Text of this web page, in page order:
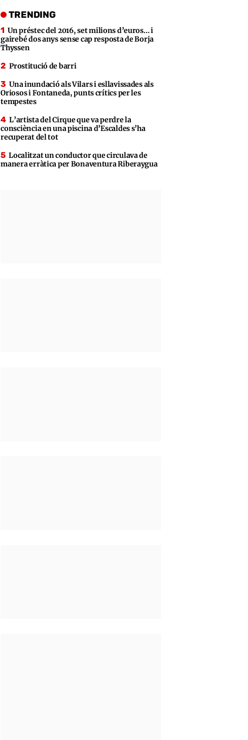
TRENDING
Un préstec del 2016, set milions d’euros… i
gairebé dos anys sense cap resposta de Borja
Thyssen
Prostitució de barri
Una inundació als Vilars i esllavissades als
Oriosos i Fontaneda, punts crítics per les
tempestes
L’artista del Cirque que va perdre la
consciència en una piscina d’Escaldes s’ha
recuperat del tot
Localitzat un conductor que circulava de
manera erràtica per Bonaventura Riberaygua